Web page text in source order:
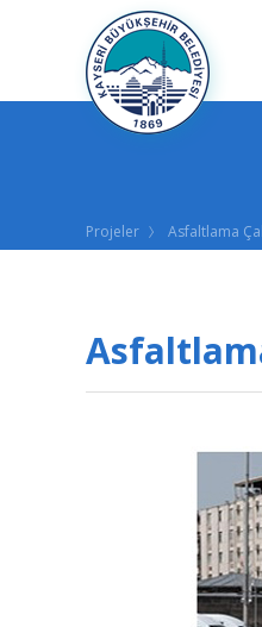
Projeler Asfaltlama